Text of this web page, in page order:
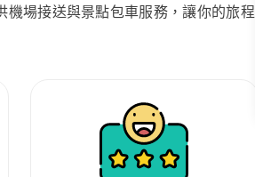
場接送與景點包車服務，讓你的旅程